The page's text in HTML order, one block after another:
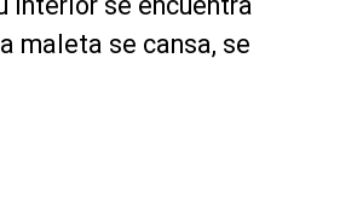
maleta se cansa, se